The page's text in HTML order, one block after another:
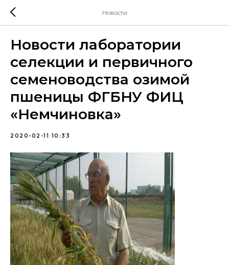
Новости
Новости лаборатории
селекции и первичного
семеноводства озимой
пшеницы ФГБНУ ФИЦ
«Немчиновка»
2020-02-11 10:33